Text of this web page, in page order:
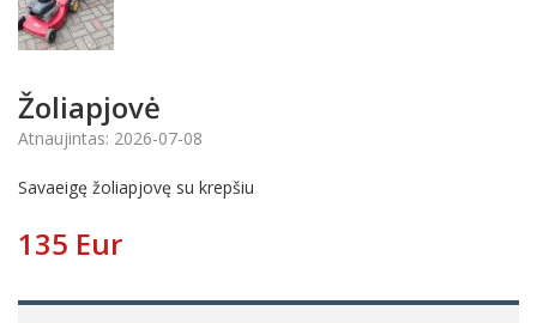
Žoliapjovė
Atnaujintas: 2026-07-08
Savaeigę žoliapjovę su krepšiu
135 Eur